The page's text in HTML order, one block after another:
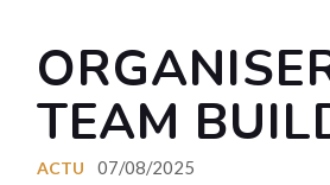
TEAM
ACTU 07/08/2025